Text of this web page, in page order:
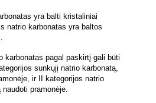
yra balti kristaliniai
natrio karbonatas yra baltos
karbonatas pagal paskirtį gali būti
sunkųjį natrio karbonatą,
ir II kategorijos natrio
pramonėje.